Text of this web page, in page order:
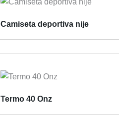
Camiseta deportiva nije
Termo 40 Onz